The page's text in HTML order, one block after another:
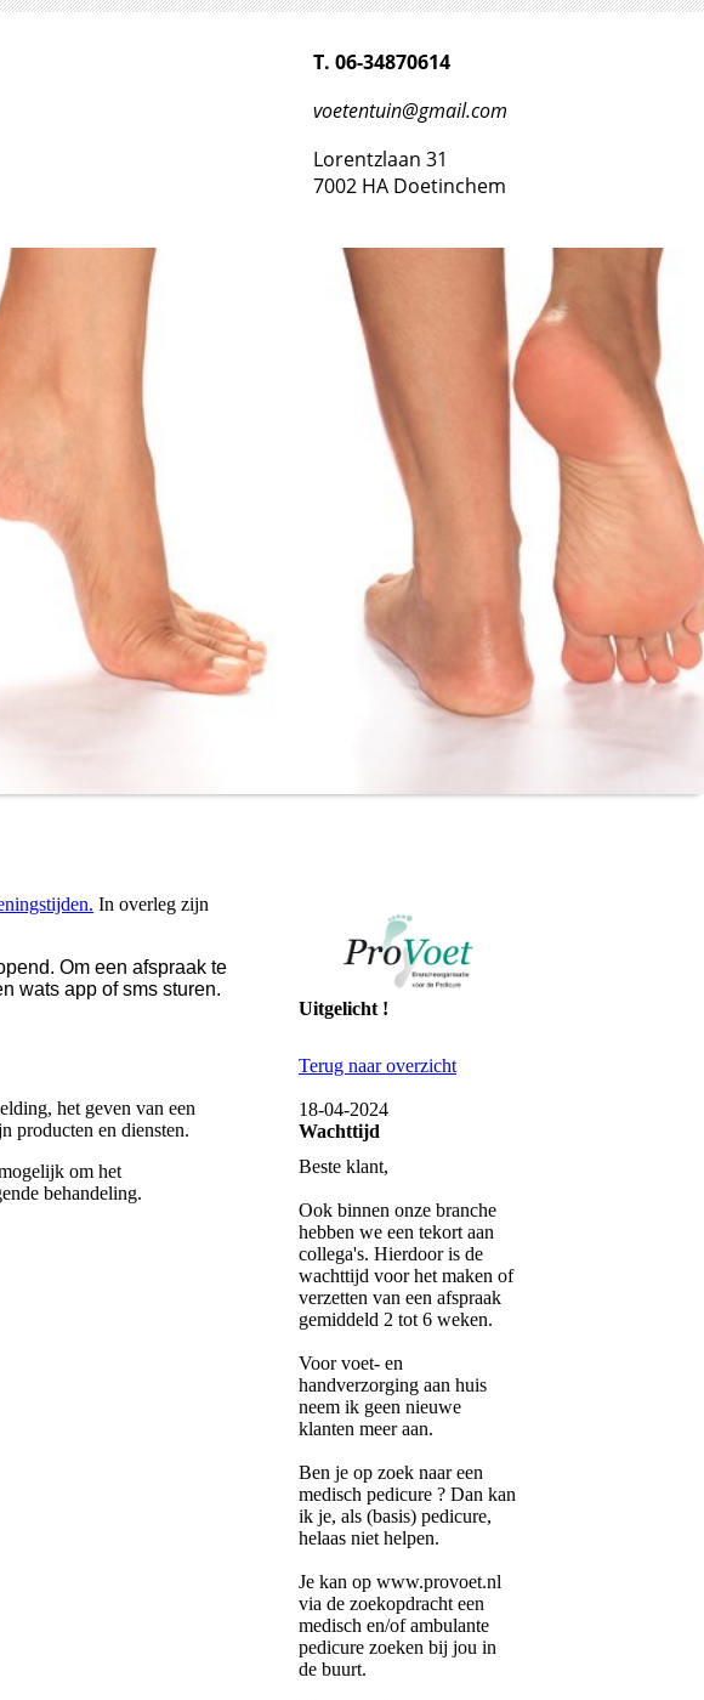
T. 06-34870614
voetentuin@gmail.com
Lorentzlaan 31
7002 HA Doetinchem
In overleg zijn
Om een afspraak te
wats app of sms sturen.
het geven van een
producten en diensten.
om het
behandeling.
Uitgelicht !
Terug naar overzicht
18-04-2024
Wachttijd
Beste klant,
Ook binnen onze branche
hebben we een tekort aan
collega's. Hierdoor is de
wachttijd voor het maken of
verzetten van een afspraak
gemiddeld 2 tot 6 weken.
Voor voet- en
handverzorging aan huis
neem ik geen nieuwe
klanten meer aan.
Ben je op zoek naar een
medisch pedicure ? Dan kan
ik je, als (basis) pedicure,
helaas niet helpen.
Je kan op www.provoet.nl
via de zoekopdracht een
medisch en/of ambulante
pedicure zoeken bij jou in
de buurt.